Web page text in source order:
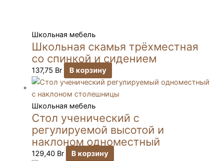
Школьная мебель
Школьная скамья трёхместная
со спинкой и сидением
137,75 Br В корзину
Школьная мебель
Стол ученический с
регулируемой высотой и
наклоном одноместный
129,40 Br В корзину